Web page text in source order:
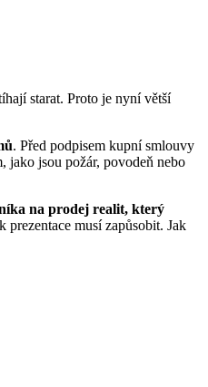
starat. Proto je nyní větší
. Před podpisem kupní smlouvy
jako jsou požár, povodeň nebo
na prodej realit, který
prezentace musí zapůsobit. Jak